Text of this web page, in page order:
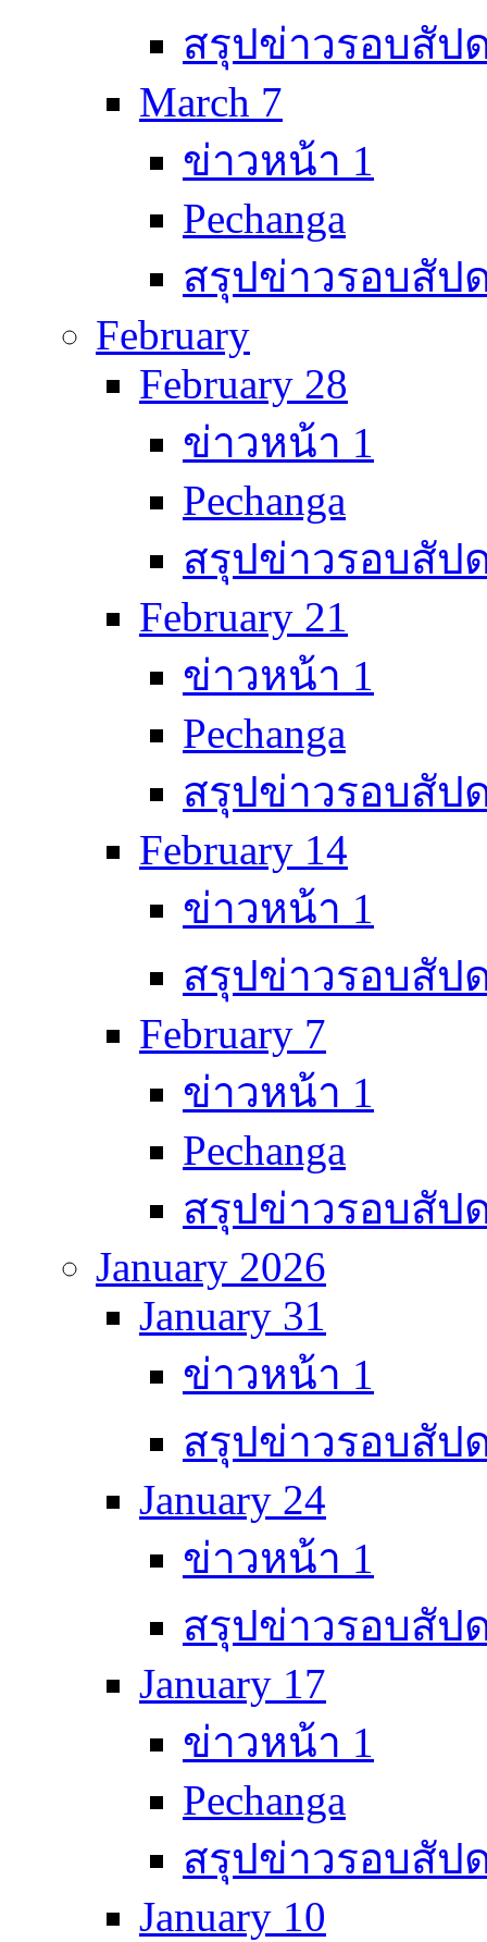
สรุปข่าวรอบสัป
March 7
ข่าวหน้า 1
Pechanga
สรุปข่าวรอบสัป
February
February 28
ข่าวหน้า 1
Pechanga
สรุปข่าวรอบสัป
February 21
ข่าวหน้า 1
Pechanga
สรุปข่าวรอบสัป
February 14
ข่าวหน้า 1
สรุปข่าวรอบสัป
February 7
ข่าวหน้า 1
Pechanga
สรุปข่าวรอบสัป
January 2026
January 31
ข่าวหน้า 1
สรุปข่าวรอบสัป
January 24
ข่าวหน้า 1
สรุปข่าวรอบสัป
January 17
ข่าวหน้า 1
Pechanga
สรุปข่าวรอบสัป
January 10